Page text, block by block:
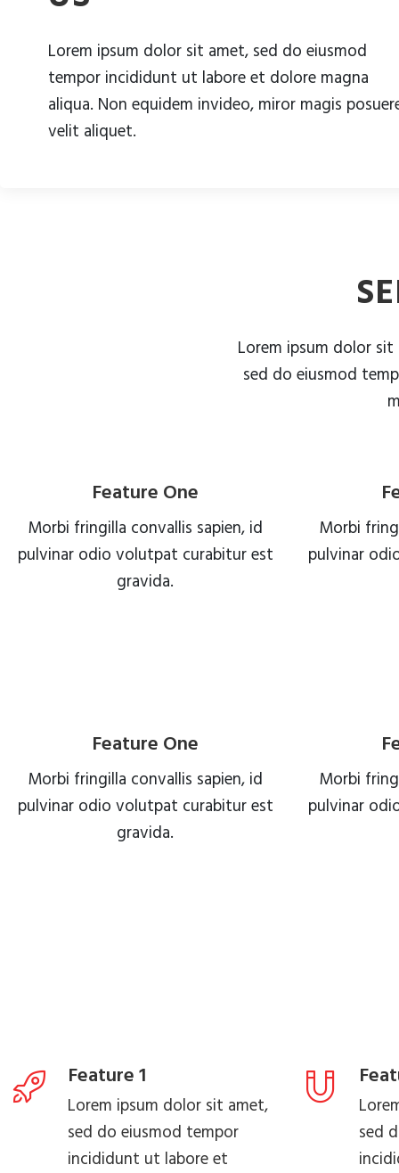
Lorem ipsum dolor sit amet, sed do eiusmod
tempor incididunt ut labore et dolore magna
aliqua. Non equidem invideo, miror magis
velit aliquet.
Lorem ipsum dolor
sed do eiusmod
Feature One
Morbi fringilla convallis sapien, id
pulvinar odio volutpat curabitur est
gravida.
Morbi
pulvinar
Feature One
Morbi fringilla convallis sapien, id
pulvinar odio volutpat curabitur est
gravida.
Morbi
pulvinar
Feature 1
Lorem ipsum dolor sit amet,
sed do eiusmod tempor
incididunt ut labore et
sed